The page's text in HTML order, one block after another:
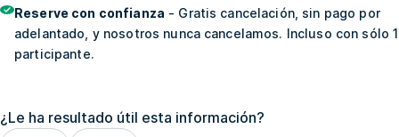
Reserve con confianza - Gratis cancelación, sin pago por
adelantado, y nosotros nunca cancelamos. Incluso con sólo 1
participante.
¿Le ha resultado útil esta información?